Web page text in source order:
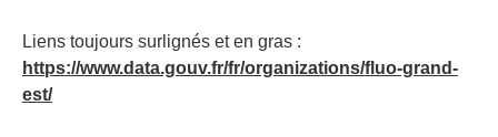
Liens toujours surlignés et en gras :
https://www.data.gouv.fr/fr/organizations/fluo-grand-
est/